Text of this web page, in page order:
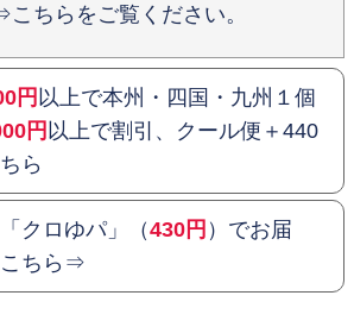
ちらをご覧ください。
円 以上で本州・四国・九州１個
円 以上で割引、クール便＋440
ら
クロゆパ」（430円 ）でお届
こちら⇒